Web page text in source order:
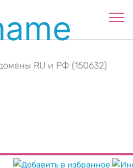
RU и РФ (150632)